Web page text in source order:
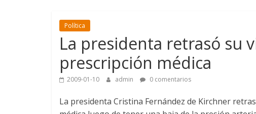
Política
La presidenta retrasó su
prescripción médica
2009-01-10 admin 0 comentarios
La presidenta Cristina Fernández de Kirchner